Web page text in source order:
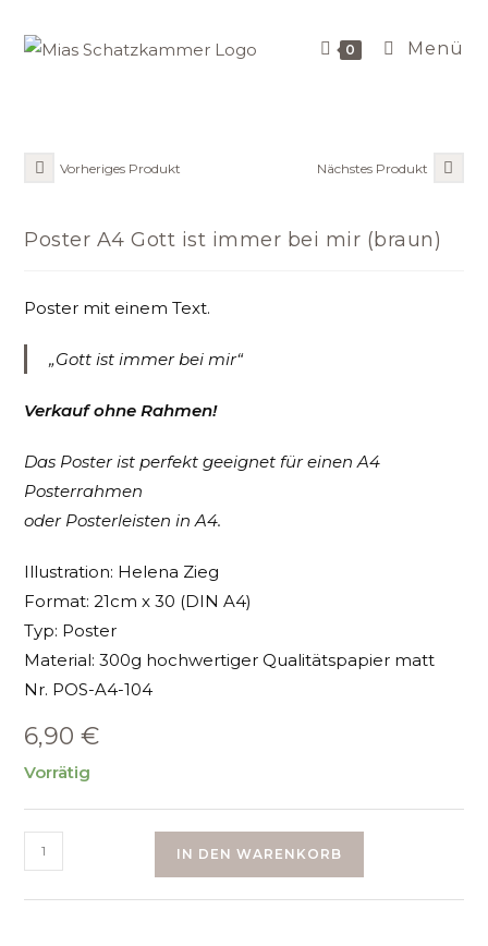
Inhalt
0 Menü
Vorheriges Produkt Nächstes Produkt
Poster A4 Gott ist immer bei mir (braun)
Poster mit einem Text.
„Gott ist immer bei mir“
Verkauf ohne Rahmen!
Das Poster ist perfekt geeignet für einen A4
Posterrahmen
oder Posterleisten in A4.
Illustration: Helena Zieg
Format: 21cm x 30 (DIN A4)
Typ: Poster
Material: 300g hochwertiger Qualitätspapier matt
Nr. POS-A4-104
6,90€
Vorrätig
Poster
A4
Gott
IN DEN WARENKORB